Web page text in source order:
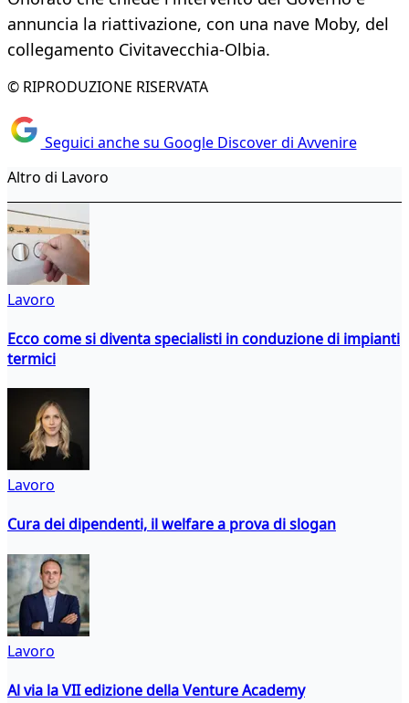
annuncia la riattivazione, con una nave Moby, del
collegamento Civitavecchia-Olbia.
© RIPRODUZIONE RISERVATA
Seguici anche su Google Discover di Avvenire
Altro di Lavoro
Lavoro
Ecco come si diventa specialisti in conduzione di impianti
termici
Lavoro
Cura dei dipendenti, il welfare a prova di slogan
Lavoro
Al via la VII edizione della Venture Academy